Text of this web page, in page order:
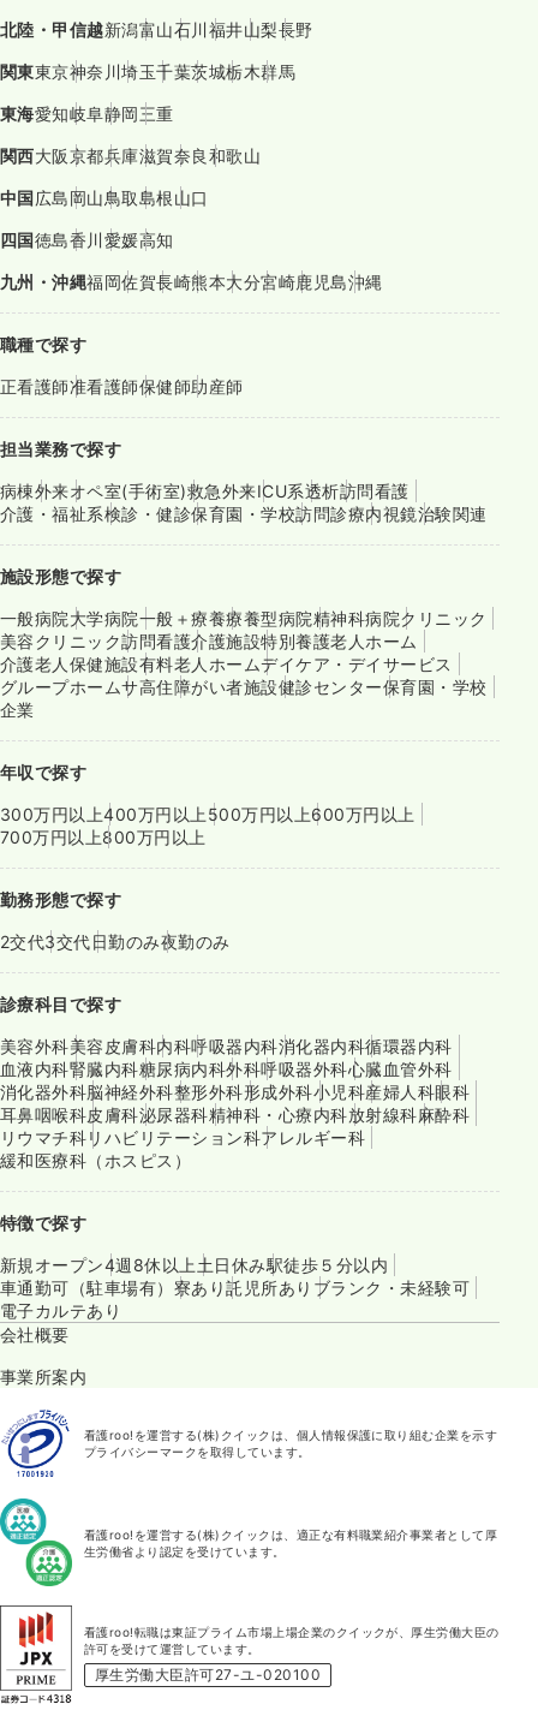
北陸・甲信越新潟富山石川福井山梨長野
関東東京神奈川埼玉千葉茨城栃木群馬
東海愛知岐阜静岡三重
関西大阪京都兵庫滋賀奈良和歌山
中国広島岡山鳥取島根山口
四国徳島香川愛媛高知
九州・沖縄福岡佐賀長崎熊本大分宮崎鹿児島沖縄
職種で探す
正看護師准看護師保健師助産師
担当業務で探す
病棟外来オペ室(手術室)救急外来ICU系透析訪問看護
介護・福祉系検診・健診保育園・学校訪問診療内視鏡治験関連
施設形態で探す
一般病院大学病院一般＋療養療養型病院精神科病院クリニック
美容クリニック訪問看護介護施設特別養護老人ホーム
介護老人保健施設有料老人ホームデイケア・デイサービス
グループホームサ高住障がい者施設健診センター保育園・学校
企業
年収で探す
300万円以上400万円以上 500万円以上600万円以上
700万円以上800万円以上
勤務形態で探す
2交代3交代日勤のみ夜勤のみ
診療科目で探す
美容外科美容皮膚科内科呼吸器内科消化器内科循環器内科
血液内科腎臓内科糖尿病内科外科呼吸器外科心臓血管外科
消化器外科脳神経外科整形外科形成外科小児科産婦人科眼科
耳鼻咽喉科皮膚科泌尿器科精神科・心療内科放射線科麻酔科
リウマチ科リハビリテーション科アレルギー科
緩和医療科（ホスピス）
特徴で探す
新規オープン4週8休以上 土日休み駅徒歩５分以内
車通勤可（駐車場有） 寮あり託児所あり ブランク・未経験可
電子カルテあり
会社概要
事業所案内
看護roo!を運営する(株)クイックは、個人情報保護に取り組む企業を示す
プライバシーマークを取得しています。
看護roo!を運営する(株)クイックは、適正な有料職業紹介事業者として厚
生労働省より認定を受けています。
看護roo!転職は東証プライム市場上場企業のクイックが、厚生労働大臣の
許可を受けて運営しています。
厚生労働大臣許可27-ユ-020100